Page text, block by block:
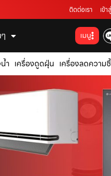
ติดต่อเรา เข้
เมนู
ำ เครื่องดูดฝุ่น เครื่องลดความ